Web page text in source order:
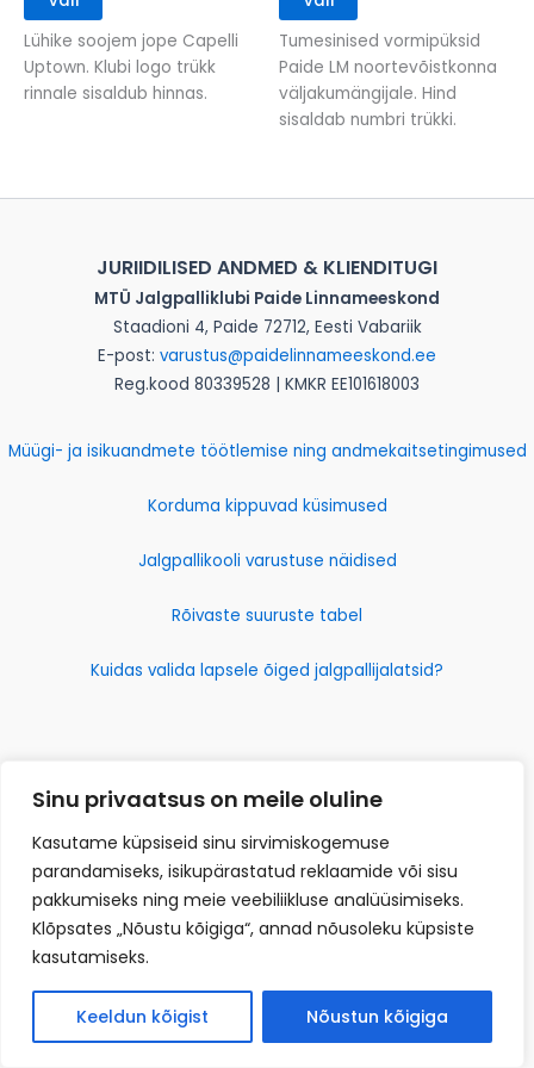
Sinu privaatsus on meile oluline
Kasutame küpsiseid sinu sirvimiskogemuse
parandamiseks, isikupärastatud reklaamide või sisu
pakkumiseks ning meie veebiliikluse analüüsimiseks.
Klõpsates „Nõustu kõigiga“, annad nõusoleku küpsiste
kasutamiseks.
Keeldun kõigist Nõustun kõigiga
has
multiple
variants.
be
the
product
page
Lühike soojem jope Capelli
Uptown. Klubi logo trükk
rinnale sisaldub hinnas.
has
multiple
variants.
The
be
the
product
page
Tumesinised vormipüksid
Paide LM noortevõistkonna
väljakumängijale. Hind
sisaldab numbri trükki.
JURIIDILISED ANDMED & KLIENDITUGI
MTÜ Jalgpalliklubi Paide Linnameeskond
Staadioni 4, Paide 72712, Eesti Vabariik
E-post: varustus@paidelinnameeskond.ee
Reg.kood 80339528 | KMKR EE101618003
Müügi- ja isikuandmete töötlemise ning andmekaitsetingimused
Korduma kippuvad küsimused
Jalgpallikooli varustuse näidised
Rõivaste suuruste tabel
Kuidas valida lapsele õiged jalgpallijalatsid?